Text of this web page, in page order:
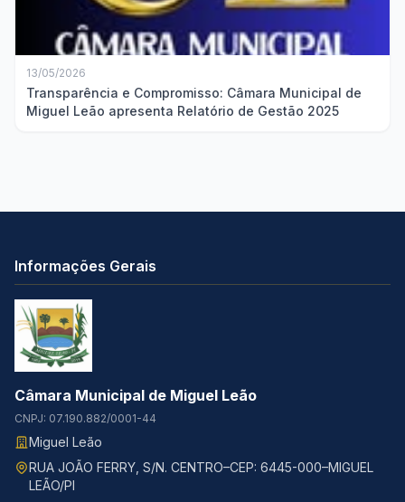
13/05/2026
Transparência e Compromisso: Câmara Municipal de
Miguel Leão apresenta Relatório de Gestão 2025
Informações Gerais
Câmara Municipal de Miguel Leão
CNPJ: 07.190.882/0001-44
Miguel Leão
RUA JOÃO FERRY, S/N. CENTRO–CEP: 6445-000–MIGUEL
LEÃO/PI